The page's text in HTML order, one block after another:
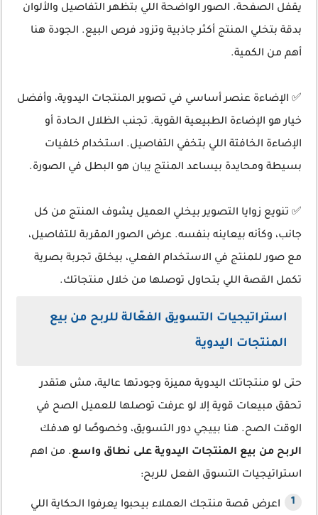
يقفل الصفحة. الصور الواضحة اللي بتظهر التفاصيل والألوان
بدقة بتخلي المنتج أكثر جاذبية وتزود فرص البيع. الجودة هنا
أهم من الكمية.
✅ الإضاءة عنصر أساسي في تصوير المنتجات اليدوية، وأفضل
خيار هو الإضاءة الطبيعية القوية. تجنب الظلال الحادة أو
الإضاءة الخافتة اللي بتخفي التفاصيل. استخدام خلفيات
بسيطة ومحايدة بيساعد المنتج يبان هو البطل في الصورة.
✅ تنويع زوايا التصوير بيخلي العميل يشوف المنتج من كل
جانب، وكأنه بيعاينه بنفسه. عرض الصور المقربة للتفاصيل،
مع صور للمنتج في الاستخدام الفعلي، بيخلق تجربة بصرية
تكمل القصة اللي بتحاول توصلها من خلال منتجاتك.
استراتيجيات التسويق الفعّالة للربح من بيع
المنتجات اليدوية
حتى لو منتجاتك اليدوية مميزة وجودتها عالية، مش هتقدر
تحقق مبيعات قوية إلا لو عرفت توصلها للعميل الصح في
الوقت الصح. هنا بييجي دور التسويق، وخصوصًا لو هدفك
الربح من بيع المنتجات اليدوية على نطاق واسع. من اهم
استراتيجيات التسوق الفعل للربح:
اعرض قصة منتجك العملاء بيحبوا يعرفوا الحكاية اللي